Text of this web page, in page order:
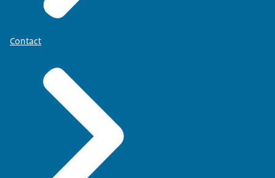
Contact